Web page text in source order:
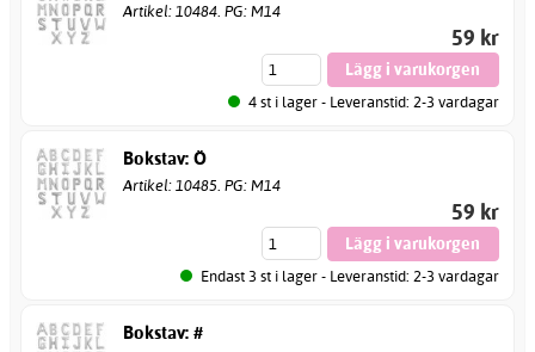
Artikel: 10484. PG: M14
59 kr
4 st i lager - Leveranstid: 2-3 vardagar
Bokstav: Ö
Artikel: 10485. PG: M14
59 kr
Endast 3 st i lager - Leveranstid: 2-3 vardagar
Bokstav: #